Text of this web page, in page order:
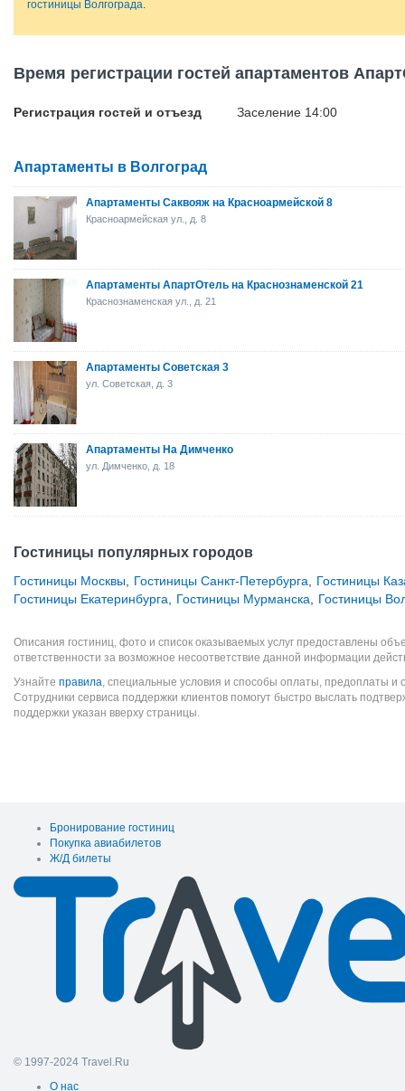
гостиницы Волгограда.
Время регистрации гостей апартаментов
Регистрация гостей и отъезд Заселение 14:00
Апартаменты в Волгоград
Апартаменты Саквояж на Красноармейской 8
Красноармейская ул., д. 8
Апартаменты АпартОтель на Краснознаменской 21
Краснознаменская ул., д. 21
Апартаменты Советская 3
ул. Советская, д. 3
Апартаменты На Димченко
ул. Димченко, д. 18
Гостиницы популярных городов
Гостиницы Москвы Гостиницы Санкт-Петербурга
Гостиницы
Гостиницы Екатеринбурга
Гостиницы Мурманска Гостиницы
Описания гостиниц, фото и список оказываемых услуг предоставлены
ответственности за возможное несоответствие данной информации
Узнайте правила, специальные условия и способы оплаты, предоплаты и
Сотрудники сервиса поддержки клиентов помогут быстро выслать
поддержки указан вверху страницы.
Бронирование гостиниц
Покупка авиабилетов
Ж/Д билеты
© 1997-2024 Travel.Ru
О нас